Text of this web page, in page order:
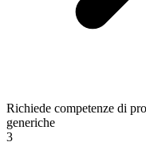
Richiede competenze di
generiche
3